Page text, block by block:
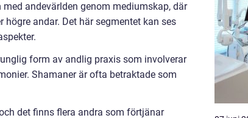
andevärlden genom mediumskap, där
andar. Det här segmentet kan ses
form av andlig praxis som involverar
Shamaner är ofta betraktade som
det finns flera andra som förtjänar